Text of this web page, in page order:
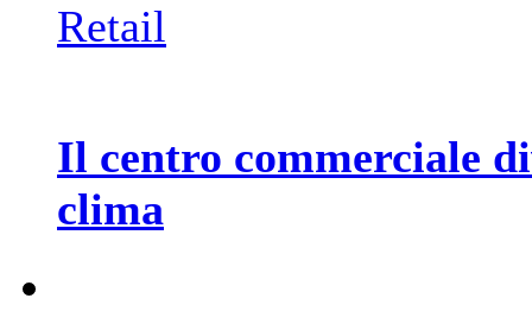
Retail
Il centro commerciale
clima